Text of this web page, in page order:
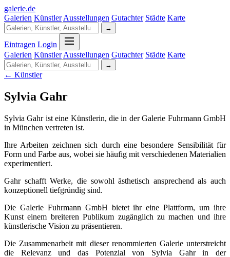
galerie.de
Galerien Künstler Ausstellungen Gutachter Städte Karte
→
Eintragen Login
Galerien Künstler Ausstellungen Gutachter Städte Karte
→
← Künstler
Sylvia Gahr
Sylvia Gahr ist eine Künstlerin, die in der Galerie Fuhrmann GmbH
in München vertreten ist.
Ihre Arbeiten zeichnen sich durch eine besondere Sensibilität für
Form und Farbe aus, wobei sie häufig mit verschiedenen Materialien
experimentiert.
Gahr schafft Werke, die sowohl ästhetisch ansprechend als auch
konzeptionell tiefgründig sind.
Die Galerie Fuhrmann GmbH bietet ihr eine Plattform, um ihre
Kunst einem breiteren Publikum zugänglich zu machen und ihre
künstlerische Vision zu präsentieren.
Die Zusammenarbeit mit dieser renommierten Galerie unterstreicht
die Relevanz und das Potenzial von Sylvia Gahr in der